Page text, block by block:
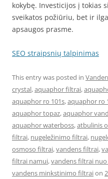
kokybę. Investicijos į tokias
sveikatos požiūriu, bet ir
apsaugos prasme.
SEO straipsnių talpinimas
This entry was posted in
crystal,aquaphor filtrai,
aquaphor ro 101s,aquaphor ro
aquaphor topaz,aquaphor
aquaphor waterboss,atbulinis
filtrai, nugeležinimo filtrai,
osmoso filtrai,vandens filtrai,
filtrai namui,vandens filtrai nuo
vandens minkstinimo filtraion